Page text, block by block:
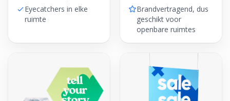
Eyecatchers in elke
ruimte
Brandvertragend, dus
geschikt voor
openbare ruimtes